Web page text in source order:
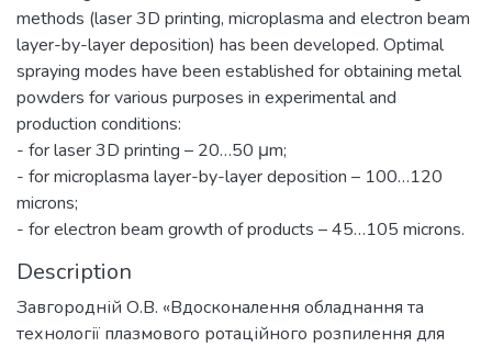
methods (laser 3D printing, microplasma and electron beam
layer-by-layer deposition) has been developed. Optimal
spraying modes have been established for obtaining metal
powders for various purposes in experimental and
production conditions:
- for laser 3D printing – 20…50 μm;
- for microplasma layer-by-layer deposition – 100…120
microns;
- for electron beam growth of products – 45…105 microns.
Description
Завгородній О.В. «Вдосконалення обладнання та
технології плазмового ротаційного розпилення для